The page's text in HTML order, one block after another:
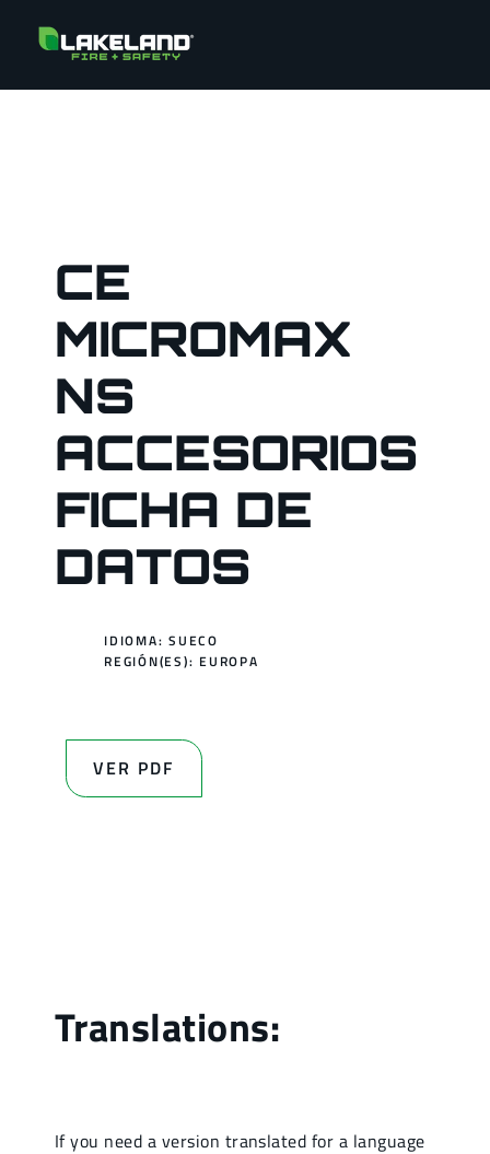
CE
MICROMAX
NS
ACCESORIOS
FICHA DE
DATOS
IDIOMA: SUECO
REGIÓN(ES): EUROPA
VER PDF